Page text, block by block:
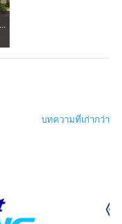
บทความที่เก่ากว่า